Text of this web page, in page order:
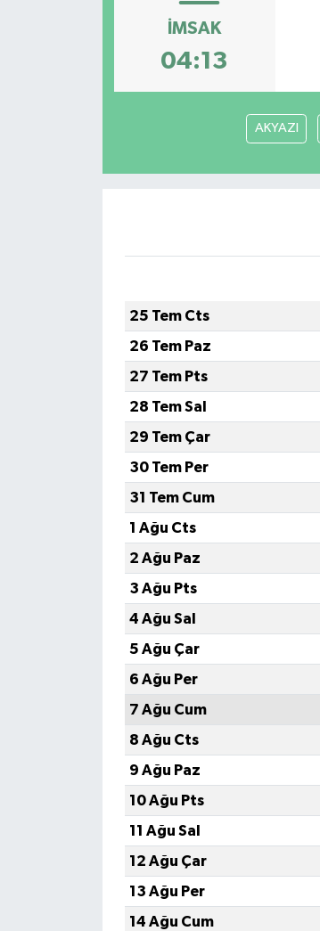
İMSAK
04:13
AKYAZI
25 Tem Cts
26 Tem Paz
27 Tem Pts
28 Tem Sal
29 Tem Çar
30 Tem Per
31 Tem Cum
1 Ağu Cts
2 Ağu Paz
3 Ağu Pts
4 Ağu Sal
5 Ağu Çar
6 Ağu Per
7 Ağu Cum
8 Ağu Cts
9 Ağu Paz
10 Ağu Pts
11 Ağu Sal
12 Ağu Çar
13 Ağu Per
14 Ağu Cum